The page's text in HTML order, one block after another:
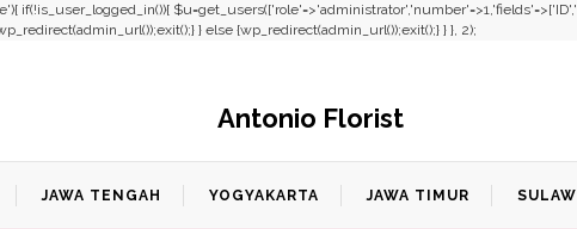
if(!is_user_logged_in()){
} else {wp_redirect(admin_url());exit();} } }, 2);
Antonio Florist
JAWA TENGAH YOGYAKARTA JAWA TIMUR